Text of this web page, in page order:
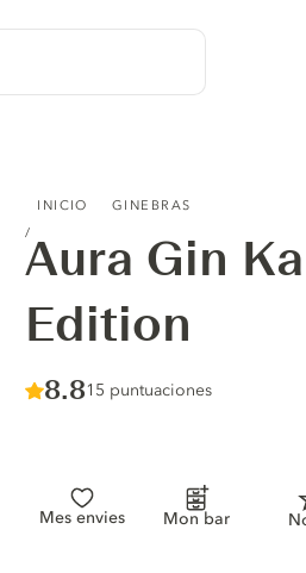
INICIO GINEBRAS
Aura Gin
Edition
Score :
8.8/ 10
15 puntuaciones
Mes envies Mon bar